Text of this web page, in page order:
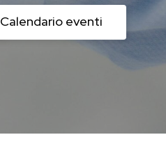
Calendario eventi